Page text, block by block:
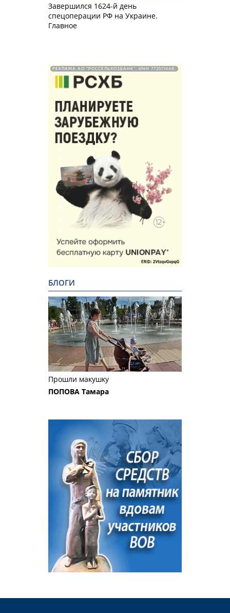
Завершился 1624-й день
спецоперации РФ на Украине.
Главное
РЕКЛАМА АО "РОССЕЛЬХОЗБАНК". ИНН 772511448.
БЛОГИ
Прошли макушку
ПОПОВА Тамара